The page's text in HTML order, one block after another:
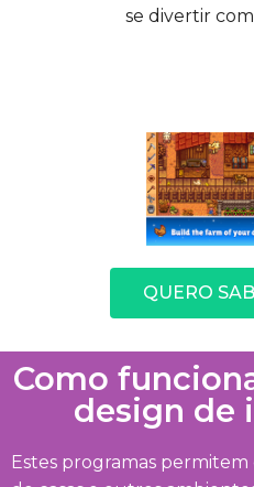
se divertir
QUERO
Como
design de
Estes programas